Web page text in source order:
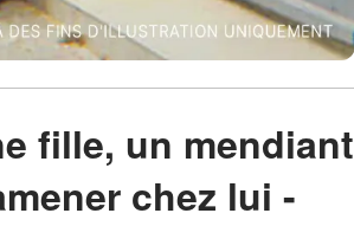
fille, un mendiant
chez lui -